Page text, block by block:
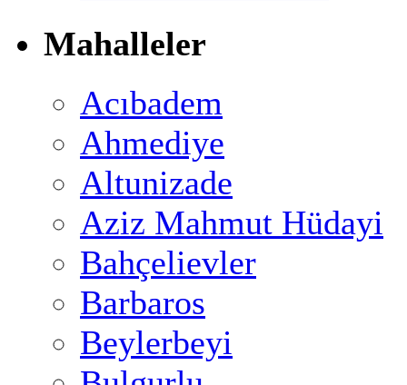
Mahalleler
Acıbadem
Ahmediye
Altunizade
Aziz Mahmut Hüdayi
Bahçelievler
Barbaros
Beylerbeyi